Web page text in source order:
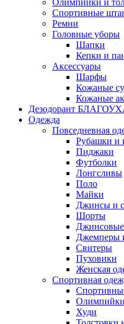
Олимпийки и
Спортивные
Ремни
Головные уборы
Шапки
Кепки и
Аксессуары
Шарфы
Кожаные
Кожаные
Дезодорант
Одежда
Повседневная
Рубашки и
Пиджаки
Футболки
Лонгсливы
Поло
Майки
Джинсы и
Шорты
Джинсовые
Джемперы
Свитеры
Пуховики
Женская
Спортивная
Олимпийки
Худи